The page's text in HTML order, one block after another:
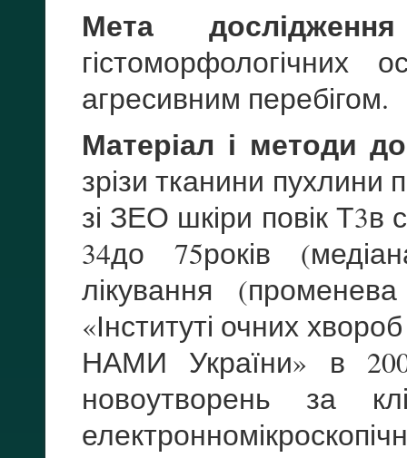
Мета дослідження
агресивним перебігом.
Матеріал і методи
зрізи тканини пухлини
зі ЗЕО шкіри повік Т3в
34до 75років
лікування
«Інституті очних
НАМИ України» в
новоутворень за